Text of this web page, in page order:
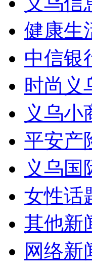
健康生
中信银
时尚义
义乌小
平安产
义乌国
女性话
其他新
网络新